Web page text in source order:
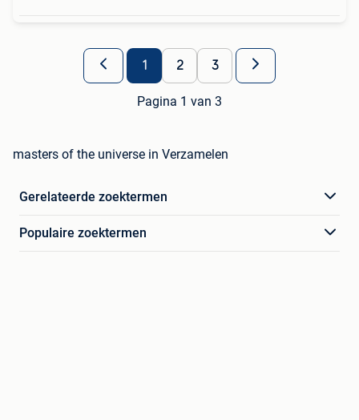
1 2 3
Pagina 1 van 3
masters of the universe in Verzamelen
Gerelateerde zoektermen
Populaire zoektermen